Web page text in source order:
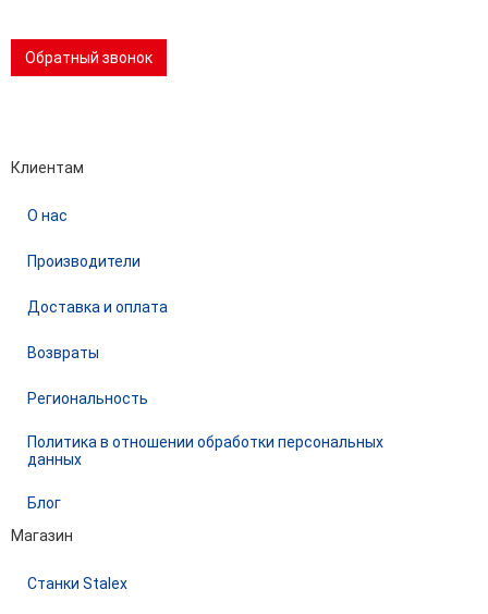
Обратный звонок
Клиентам
О нас
Производители
Доставка и оплата
Возвраты
Региональность
Политика в отношении обработки персональных
данных
Блог
Магазин
Станки Stalex